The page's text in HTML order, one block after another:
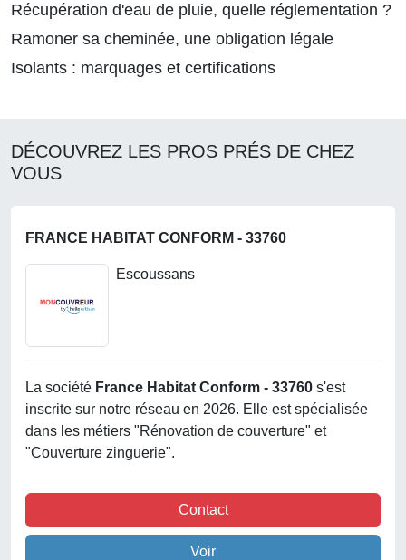
Récupération d'eau de pluie, quelle réglementation ?
Ramoner sa cheminée, une obligation légale
Isolants : marquages et certifications
DÉCOUVREZ LES PROS PRÉS DE CHEZ
VOUS
FRANCE HABITAT CONFORM - 33760
Escoussans
La société France Habitat Conform - 33760 s'est
inscrite sur notre réseau en 2026. Elle est spécialisée
dans les métiers "Rénovation de couverture" et
"Couverture zinguerie".
Contact
Voir